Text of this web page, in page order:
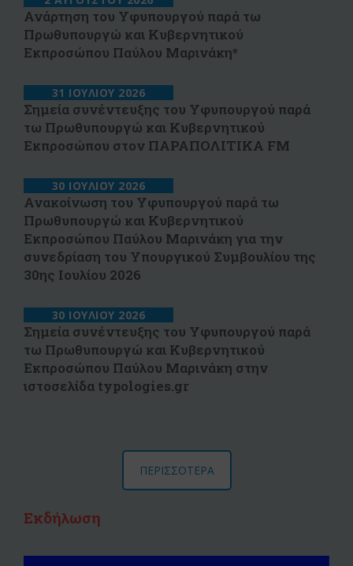
Ανάρτηση του Υφυπουργού παρά τω
Πρωθυπουργώ και Κυβερνητικού
Εκπροσώπου Παύλου Μαρινάκη*
Σημεία συνέντευξης του Υφυπουργού παρά
τω Πρωθυπουργώ και Κυβερνητικού
Εκπροσώπου στον ΠΑΡΑΠΟΛΙΤΙΚΑ FM
31 ΙΟΥΛΙΟΥ 2026
Ανακοίνωση του Υφυπουργού παρά τω
Πρωθυπουργώ και Κυβερνητικού
Εκπροσώπου Παύλου Μαρινάκη για την
συνεδρίαση του Υπουργικού Συμβουλίου της
30ης Ιουλίου 2026
30 ΙΟΥΛΙΟΥ 2026
Σημεία συνέντευξης του Υφυπουργού παρά
τω Πρωθυπουργώ και Κυβερνητικού
Εκπροσώπου Παύλου Μαρινάκη στην
ιστοσελίδα typologies.gr
30 ΙΟΥΛΙΟΥ 2026
ΠΕΡΙΣΣΟΤΕΡΑ
Εκδήλωση